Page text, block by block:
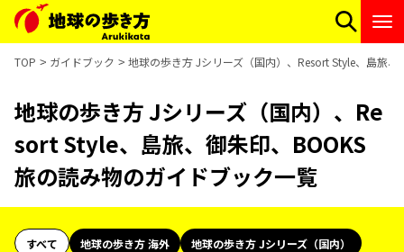
TOP ガイドブック 地球の歩き方 Jシリーズ（国内）、Resort Style、島旅
地球の歩き方 Jシリーズ（国内）、Re
sort Style、島旅、御朱印、BOOKS
旅の読み物のガイドブック一覧
すべて 地球の歩き方 海外
地球の歩き方 Jシリーズ（国内）